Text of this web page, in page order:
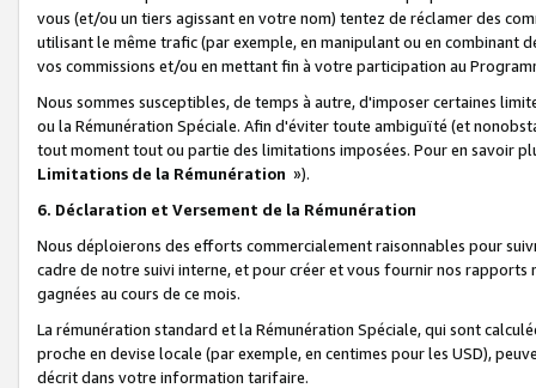
vous (et/ou un tiers agissant en votre nom) tentez de réclamer des
utilisant le même trafic (par exemple, en manipulant ou en combinant
vos commissions et/ou en mettant fin à votre participation au
Nous sommes susceptibles, de temps à autre, d'imposer certaines
ou la Rémunération Spéciale. Afin d'éviter toute ambiguïté (et
tout moment tout ou partie des limitations imposées. Pour en savoir
Limitations de la Rémunération »).
6. Déclaration et Versement de la Rémunération
Nous déploierons des efforts commercialement raisonnables pour
cadre de notre suivi interne, et pour créer et vous fournir nos
gagnées au cours de ce mois.
La rémunération standard et la Rémunération Spéciale, qui sont
proche en devise locale (par exemple, en centimes pour les USD),
décrit dans votre information tarifaire.